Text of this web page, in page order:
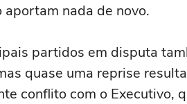
aportam nada de novo.
partidos em disputa
quase uma reprise
conflito com o Executivo,